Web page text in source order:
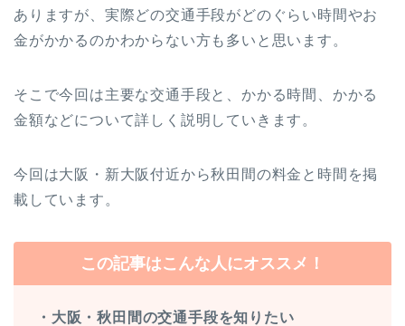
ありますが、実際どの交通手段がどのぐらい時間やお
金がかかるのかわからない方も多いと思います。
そこで今回は主要な交通手段と、かかる時間、かかる
金額などについて詳しく説明していきます。
今回は大阪・新大阪付近から秋田間の料金と時間を掲
載しています。
この記事はこんな人にオススメ！
・大阪・秋田間の交通手段を知りたい